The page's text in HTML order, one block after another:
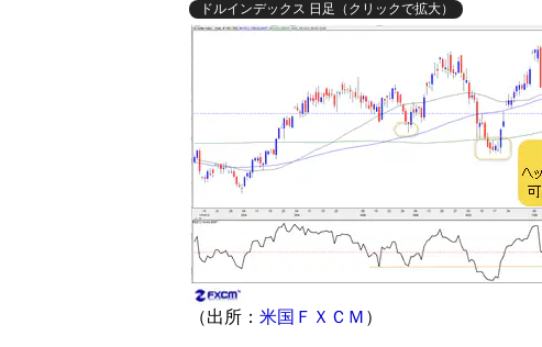
ドルインデックス 日足（クリックで拡大）
（出所： 米国ＦＸＣＭ ）